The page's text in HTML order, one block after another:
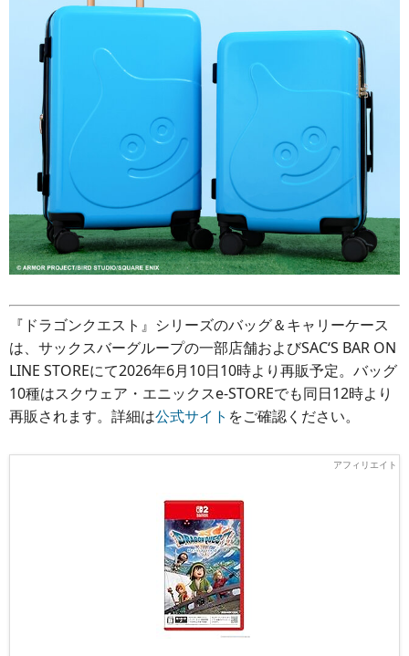
『ドラゴンクエスト』シリーズのバッグ＆キャリーケース
は、サックスバーグループの一部店舗およびSAC‘S BAR ON
LINE STOREにて2026年6月10日10時より再販予定。バッグ
10種はスクウェア・エニックスe-STOREでも同日12時より
再販されます。詳細は公式サイト をご確認ください。